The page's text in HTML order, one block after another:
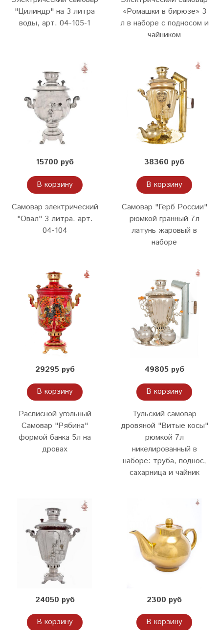
"Цилиндр" на 3 литра
воды, арт. 04-105-1
«Ромашки в бирюзе» 3
л в наборе с подносом и
чайником
15700 руб
В корзину
Самовар электрический
"Овал" 3 литра. арт.
04-104
38360 руб
В корзину
Самовар "Герб России"
рюмкой гранный 7л
латунь жаровый в
наборе
29295 руб
В корзину
Расписной угольный
Самовар "Рябина"
формой банка 5л на
дровах
49805 руб
В корзину
Тульский самовар
дровяной "Витые косы"
рюмкой 7л
никелированный в
наборе: труба, поднос,
сахарница и чайник
24050 руб
В корзину
2300 руб
В корзину